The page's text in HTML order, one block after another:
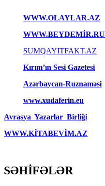
WWW.OLAYLAR.AZ
WWW.BEYDEMİR.RU
SUMQAYITFAKT.AZ
Kırım’ın Sesi Gazetesi
Azərbaycan-Ruznaməsi
www.xudaferin.eu
Avrasya Yazarlar Birliği
WWW.KİTABEVİM.AZ
SƏHİFƏLƏR